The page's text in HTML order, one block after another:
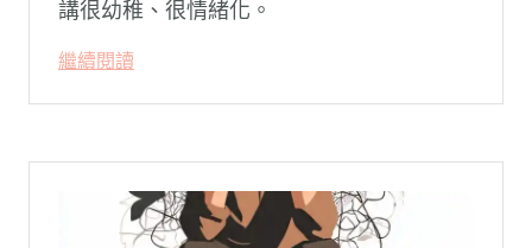
講很幼稚、很情緒化。
繼續閱讀